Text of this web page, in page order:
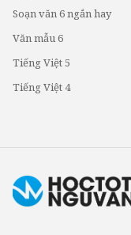
Soạn văn 6 ngắn hay
Văn mẫu 6
Tiếng Việt 5
Tiếng Việt 4